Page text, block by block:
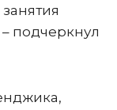
подчеркнул